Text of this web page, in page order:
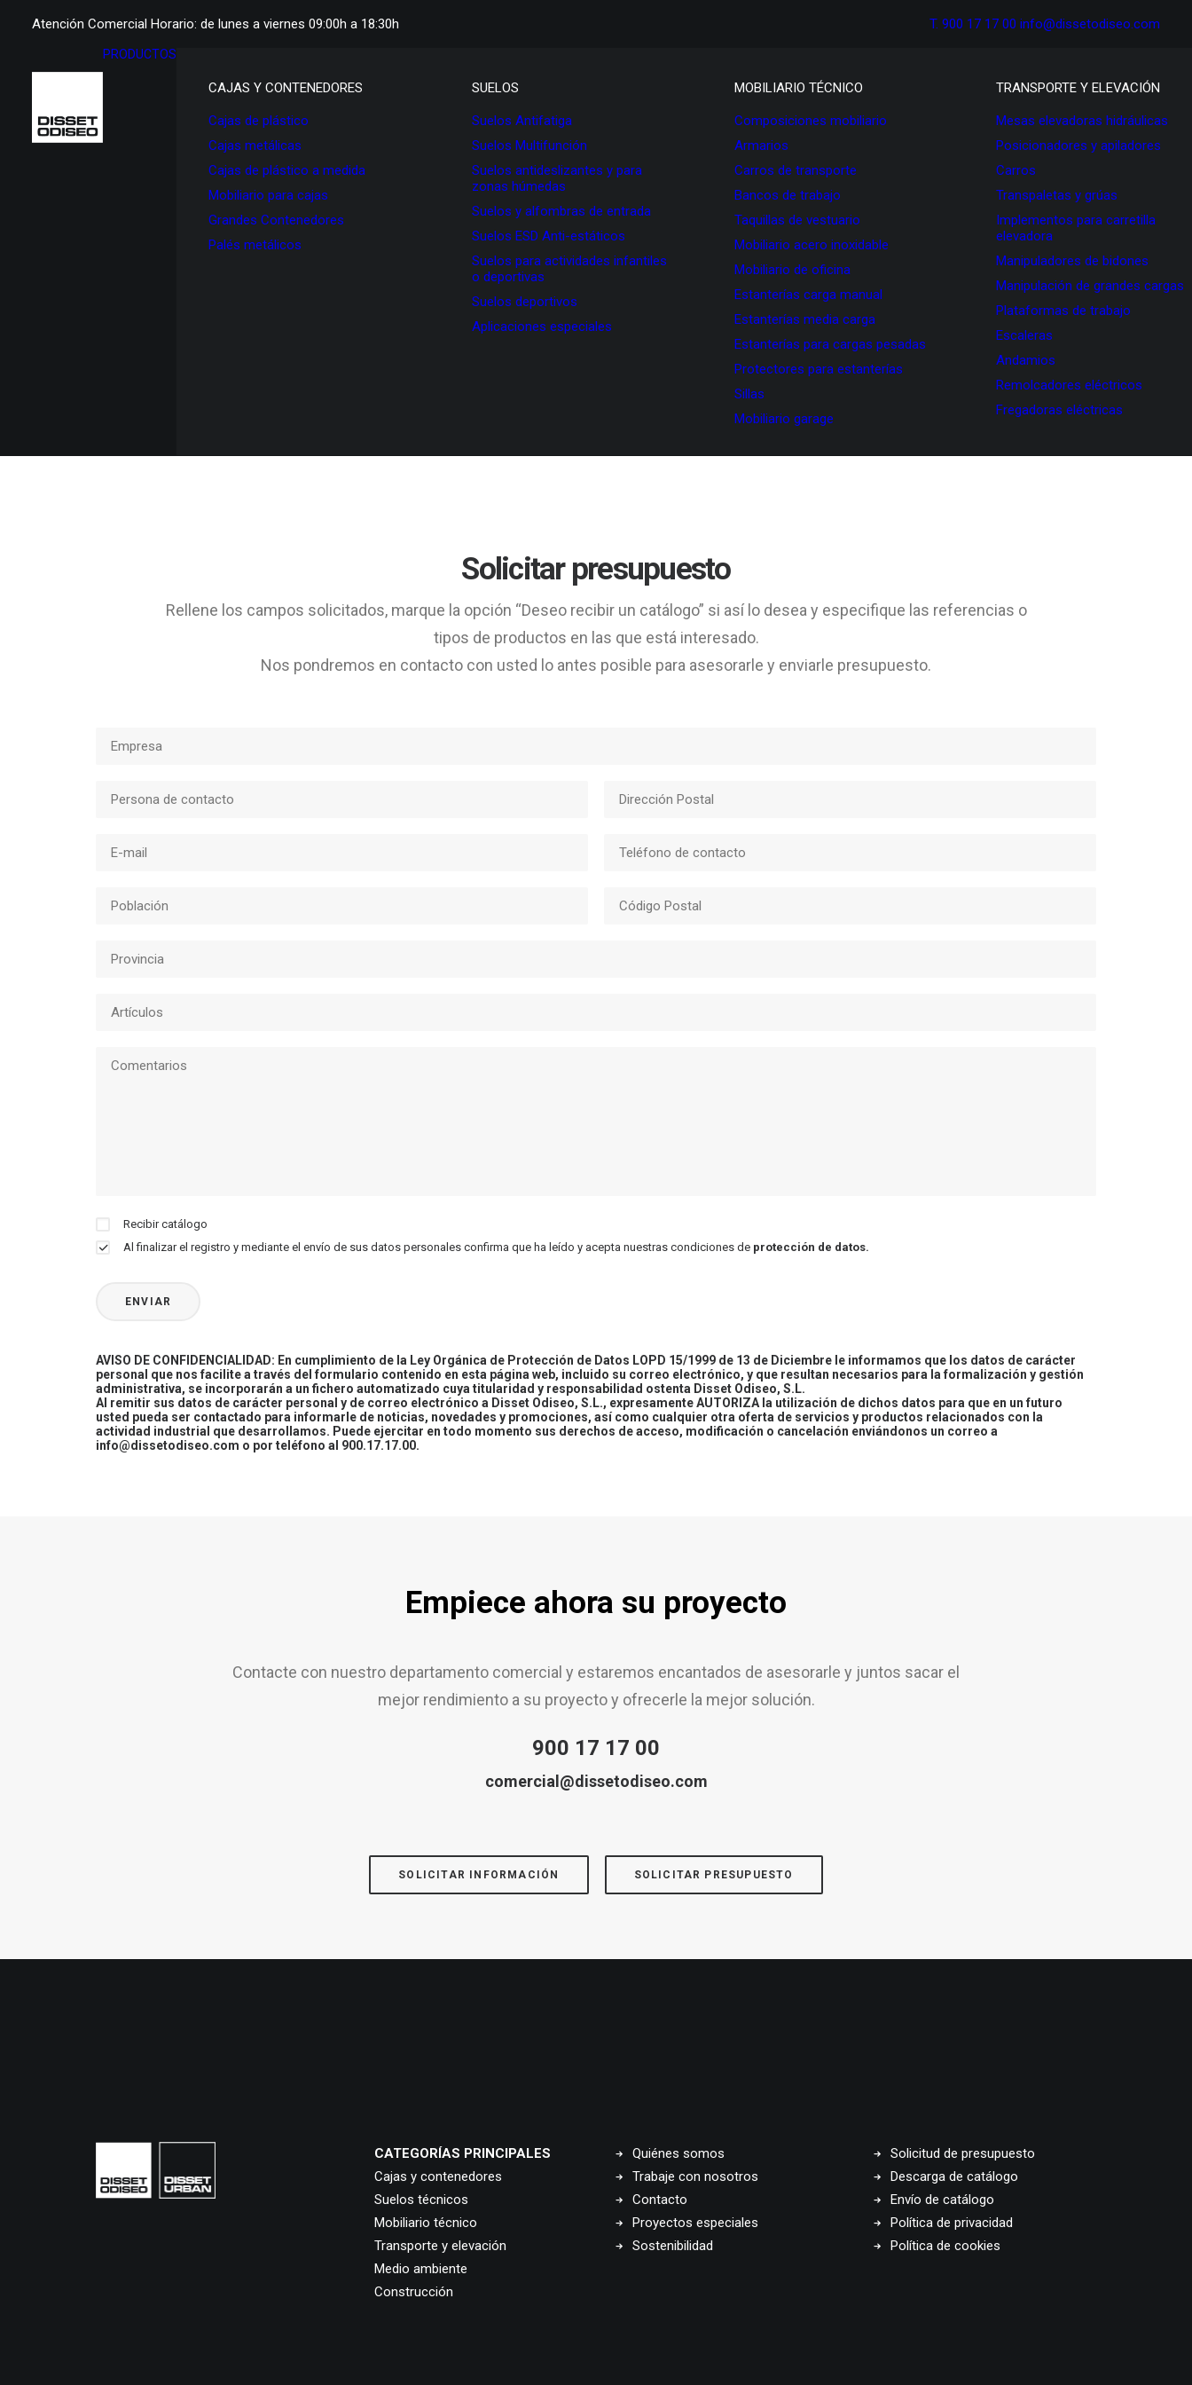
Atención Comercial Horario: de lunes a viernes 09:00h a 18:30h T. 900 17 17 00 info@dissetodiseo.com
PRODUCTOS
CAJAS Y CONTENEDORES
Cajas de plástico
Cajas metálicas
Cajas de plástico a medida
Mobiliario para cajas
Grandes Contenedores
Palés metálicos
SUELOS
Suelos Antifatiga
Suelos Multifunción
Suelos antideslizantes y para
zonas húmedas
Suelos y alfombras de entrada
Suelos ESD Anti-estáticos
Suelos para actividades infantiles
o deportivas
Suelos deportivos
Aplicaciones especiales
MOBILIARIO TÉCNICO
Composiciones mobiliario
Armarios
Carros de transporte
Bancos de trabajo
Taquillas de vestuario
Mobiliario acero inoxidable
Mobiliario de oficina
Estanterías carga manual
Estanterías media carga
Estanterías para cargas pesadas
Protectores para estanterías
Sillas
Mobiliario garage
TRANSPORTE Y ELEVACIÓN
Mesas elevadoras hidráulicas
Posicionadores y apiladores
Carros
Transpaletas y grúas
Implementos para carretilla
elevadora
Manipuladores de bidones
Manipulación de grandes cargas
Plataformas de trabajo
Escaleras
Andamios
Remolcadores eléctricos
Fregadoras eléctricas
Solicitar presupuesto
Rellene los campos solicitados, marque la opción “Deseo recibir un catálogo” si así lo desea y especifique las referencias o
tipos de productos en las que está interesado.
Nos pondremos en contacto con usted lo antes posible para asesorarle y enviarle presupuesto.
Recibir catálogo
Al finalizar el registro y mediante el envío de sus datos personales confirma que ha leído y acepta nuestras condiciones de protección de datos.
AVISO DE CONFIDENCIALIDAD: En cumplimiento de la Ley Orgánica de Protección de Datos LOPD 15/1999 de 13 de Diciembre le informamos que los datos de carácter
personal que nos facilite a través del formulario contenido en esta página web, incluido su correo electrónico, y que resultan necesarios para la formalización y gestión
administrativa, se incorporarán a un fichero automatizado cuya titularidad y responsabilidad ostenta Disset Odiseo, S.L.
Al remitir sus datos de carácter personal y de correo electrónico a Disset Odiseo, S.L., expresamente AUTORIZA la utilización de dichos datos para que en un futuro
usted pueda ser contactado para informarle de noticias, novedades y promociones, así como cualquier otra oferta de servicios y productos relacionados con la
actividad industrial que desarrollamos. Puede ejercitar en todo momento sus derechos de acceso, modificación o cancelación enviándonos un correo a
info@dissetodiseo.com o por teléfono al 900.17.17.00.
Empiece ahora su proyecto
Contacte con nuestro departamento comercial y estaremos encantados de asesorarle y juntos sacar el
mejor rendimiento a su proyecto y ofrecerle la mejor solución.
900 17 17 00
comercial@dissetodiseo.com
SOLICITAR INFORMACIÓN SOLICITAR PRESUPUESTO
CATEGORÍAS PRINCIPALES
Cajas y contenedores
Suelos técnicos
Mobiliario técnico
Transporte y elevación
Medio ambiente
Construcción
Quiénes somos
Trabaje con nosotros
Contacto
Proyectos especiales
Sostenibilidad
Solicitud de presupuesto
Descarga de catálogo
Envío de catálogo
Política de privacidad
Política de cookies